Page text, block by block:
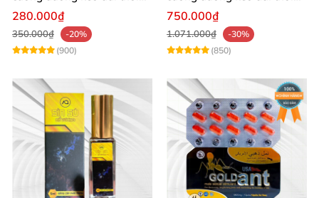
gian cho nam
280.000₫
350.000₫
-20%
(900)
gian nhập khẩu
750.000₫
1.071.000₫
-30%
(850)